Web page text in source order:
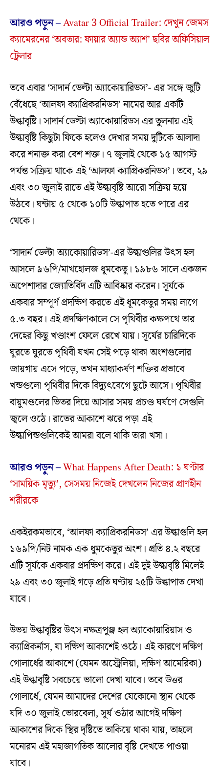
আরও পড়ুন –Avatar 3 Official Trailer: দেখুন জেমস
ক্যামেরনের ‘অবতার: ফায়ার অ্যান্ড অ্যাশ’ ছবির অফিসিয়াল
ট্রেলার
তবে এবার ‘সাদার্ন ডেল্টা অ্যাকোয়ারিডস’- এর সঙ্গে জুটি
বেঁধেছে ‘আলফা ক্যাপ্রিকরনিডস’ নামের আর একটি
উল্কাবৃষ্টি। সাদার্ন ডেল্টা অ্যাকোয়ারিডস এর তুলনায় এই
উল্কাবৃষ্টি কিছুটা ফিকে হলেও দেখার সময় দুটিকে আলাদা
করে শনাক্ত করা বেশ শক্ত। ৭ জুলাই থেকে ১৫ আগস্ট
পর্যন্ত সক্রিয় থাকে এই ‘আলফা ক্যাপ্রিকরনিডস’। তবে, ২৯
এবং ৩০ জুলাই রাতে এই উল্কাবৃষ্টি আরো সক্রিয় হয়ে
উঠবে। ঘন্টায় ৫ থেকে ১০টি উল্কাপাত হতে পারে এর
থেকে।
‘সাদার্ন ডেল্টা অ্যাকোয়ারিডস’-এর উল্কাগুলির উৎস হল
আসলে ৯৬পি/মাখহোলজ ধূমকেতু। ১৯৮৬ সালে একজন
অপেশাদার জ্যোতির্বিদ এটি আবিষ্কার করেন। সূর্যকে
একবার সম্পূর্ণ প্রদক্ষিণ করতে এই ধূমকেতুর সময় লাগে
৫.৩ বছর। এই প্রদক্ষিণকালে সে পৃথিবীর কক্ষপথে তার
দেহের কিছু খণ্ডাংশ ফেলে রেখে যায়। সূর্যের চারিদিকে
ঘুরতে ঘুরতে পৃথিবী যখন সেই পড়ে থাকা অংশগুলোর
জায়গায় এসে পড়ে, তখন মাধ্যাকর্ষণ শক্তির প্রভাবে
খন্ডগুলো পৃথিবীর দিকে বিদ্যুৎবেগে ছুটে আসে। পৃথিবীর
বায়ুমণ্ডলের ভিতর দিয়ে আসার সময় প্রচণ্ড ঘর্ষণে সেগুলি
জ্বলে ওঠে। রাতের আকাশে ঝরে পড়া এই
উল্কাপিন্ডগুলিকেই আমরা বলে থাকি তারা খসা।
আরও পড়ুন –What Happens After Death: ১ ঘণ্টার
‘সাময়িক মৃত্যু’, সেসময় নিজেই দেখলেন নিজের প্রাণহীন
শরীরকে
একইরকমভাবে, ‘আলফা ক্যাপ্রিকরনিডস’ এর উল্কাগুলি হল
১৬৯পি/নিট নামক এক ধুমকেতুর অংশ। প্রতি ৪.২ বছরে
এটি সূর্যকে একবার প্রদক্ষিণ করে। এই দুই উল্কাবৃষ্টি মিলেই
২৯ এবং ৩০ জুলাই গড়ে প্রতি ঘণ্টায় ২৫টি উল্কাপাত দেখা
যাবে।
উভয় উল্কাবৃষ্টির উৎস নক্ষত্রপুঞ্জ হল অ্যাকোয়ারিয়াস ও
ক্যাপ্রিকর্নাস, যা দক্ষিণ আকাশেই ওঠে। এই কারণে দক্ষিণ
গোলার্ধের আকাশে (যেমন অস্ট্রেলিয়া, দক্ষিণ আমেরিকা)
এই উল্কাবৃষ্টি সবচেয়ে ভালো দেখা যাবে। তবে উত্তর
গোলার্ধে, যেমন আমাদের দেশের যেকোনো স্থান থেকে
যদি ৩০ জুলাই ভোরবেলা, সূর্য ওঠার আগেই দক্ষিণ
আকাশের দিকে স্থির দৃষ্টিতে তাকিয়ে থাকা যায়, তাহলে
মনোরম এই মহাজাগতিক আলোর বৃষ্টি দেখতে পাওয়া
যাবে।